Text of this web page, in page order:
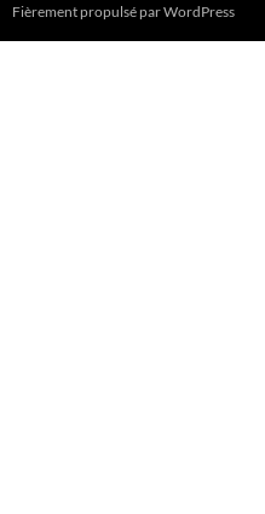
Fièrement propulsé par WordPress